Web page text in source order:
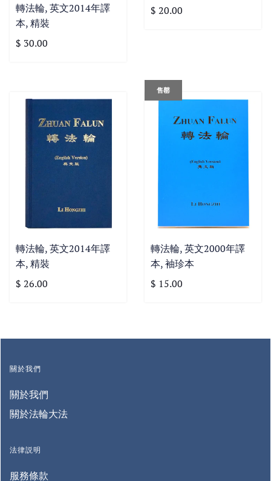
轉法輪, 英文2014年譯
本, 精裝
$ 30.00
$ 20.00
轉法輪, 英文2014年譯
本, 精裝
$ 26.00
轉法輪, 英文2000年譯
本, 袖珍本
$ 15.00
售罄
關於我們
關於我們
關於法輪大法
法律説明
服務條款